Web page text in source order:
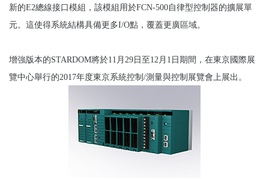
新的E2總線接口模組，該模組用於FCN-500自律型控制器的擴展單
元。這使得系統結構具備更多I/O點，覆蓋更廣區域。
增強版本的STARDOM將於11月29日至12月1日期間，在東京國際展
覽中心舉行的2017年度東京系統控制/測量與控制展覽會上展出。